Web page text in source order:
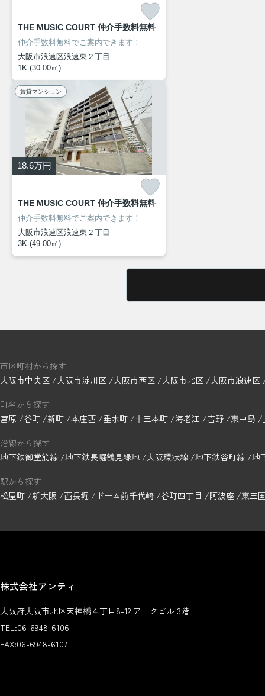
THE MUSIC COURT 仲介手数料無料
仲介手数料無料でご案内できます！
大阪市浪速区浪速東２丁目
1K (30.00㎡)
賃貸マンション
18.6万円
THE MUSIC COURT 仲介手数料無料
仲介手数料無料でご案内できます！
大阪市浪速区浪速東２丁目
3K (49.00㎡)
市区町村から探す
大阪市中央区
大阪市淀川区 大阪市西区 大阪市北区 大阪市浪速区
町名から探す
宮原
谷町 新町 本庄西 垂水町 十三本町 海老江 吉野 東中島
沿線から探す
地下鉄御堂筋線 地下鉄長堀鶴見緑地 大阪環状線 地下鉄谷町線 地
駅から探す
松屋町 新大阪 西長堀 ドーム前千代崎 谷町四丁目 阿波座 東三
株式会社アンティ
大阪府大阪市北区天神橋４丁目8-12 アークビル 3階
TEL:06-6948-6106
FAX:06-6948-6107